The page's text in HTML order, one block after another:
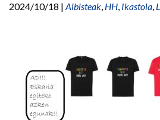
2024/10/18 | Albisteak, HH, Ikastola,